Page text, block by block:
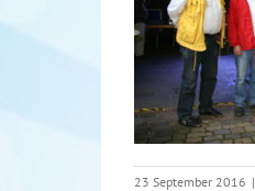
23 September 2016 |